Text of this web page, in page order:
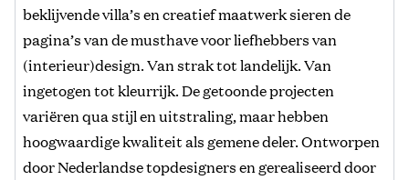
beklijvende villa’s en creatief maatwerk sieren de
pagina’s van de musthave voor liefhebbers van
(interieur)design. Van strak tot landelijk. Van
ingetogen tot kleurrijk. De getoonde projecten
variëren qua stijl en uitstraling, maar hebben
hoogwaardige kwaliteit als gemene deler. Ontworpen
door Nederlandse topdesigners en gerealiseerd door